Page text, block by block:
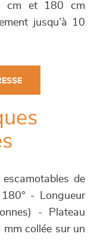
cm et 180 cm
jusqu’à 10
de
- Longueur
- Plateau
collée sur un